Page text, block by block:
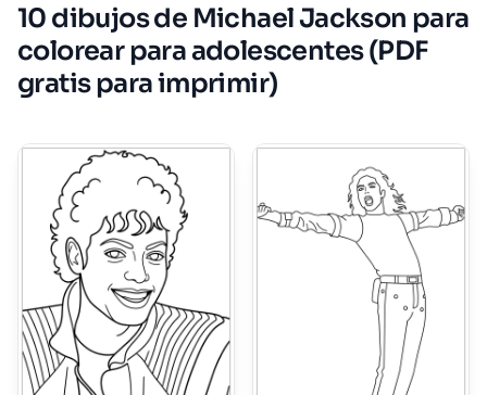
10 dibujos de Michael Jackson para
colorear para adolescentes (PDF
gratis para imprimir)